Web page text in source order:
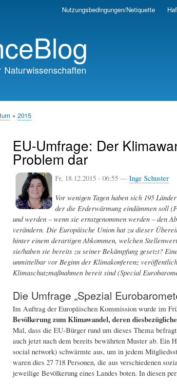
Skip
Nutzungsbedingungen/Netiquette
2015
EU-Umfrage: Der
Problem dar
Fr, 18.12.2015 - 06:55 — Inge Schuster
Vor wenigen Tagen haben sich 195
der die Erderwärmung eindämmen soll
und werden – wenn sie ernstgenommen werden – den
verändern. Die Europäische Union hat zu dieser
hinter einem derartigen Abkommen, welchen
sie/haben sie bereits zu seiner Bekämpfung gesetzt?
unmittelbar vor Beginn der Klimakonferenz
Klimaschutzmaßnahmen bereit sind (Special
Die Umfrage „Spezial
Im Auftrag der Europäischen Kommission wurde im
Bevölkerung zum Klimawandel, deren
Mal, dass die EU-Bürger rund um dieses Thema
auch jetzt nach dem bereits bewährten Muster ab. Ein
social network) schwärmte aus, um in jedem
waren dies 27 718 Personen, die aus verschiedenen
jeweilige Bevölkerung eines Landes boten. In diesen